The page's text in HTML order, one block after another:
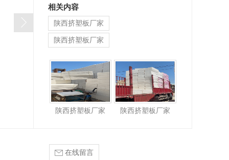
板低价批发
保温板销售批发厂家
西安好的建筑保温板发泡水泥保温板销售
陕西好的建筑保温板发泡水泥保温板销售
相关内容
陕西挤塑板厂家
陕西挤塑板厂家
陕西挤塑板厂家 陕西挤塑板厂家
在线留言